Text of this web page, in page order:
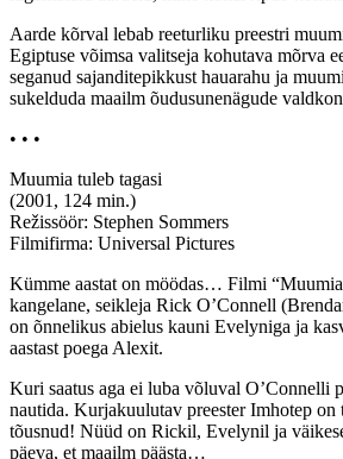
Aarde kõrval lebab reeturliku preestri
Egiptuse võimsa valitseja kohutava mõrva
seganud sajanditepikkust hauarahu ja
sukelduda maailm õudusunenägude
• • •
Muumia tuleb tagasi
(2001, 124 min.)
Režissöör: Stephen Sommers
Filmifirma: Universal Pictures
Kümme aastat on möödas… Filmi “Muumia
kangelane, seikleja Rick O’Connell
on õnnelikus abielus kauni Evelyniga ja
aastast poega Alexit.
Kuri saatus aga ei luba võluval O’Connelli
nautida. Kurjakuulutav preester Imhotep on
tõusnud! Nüüd on Rickil, Evelynil ja
päeva, et maailm päästa…